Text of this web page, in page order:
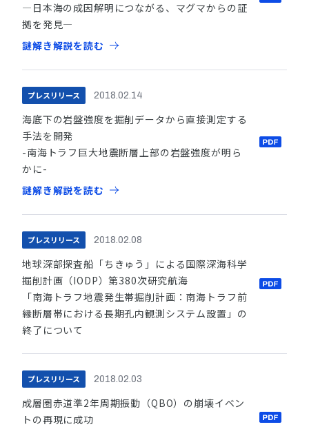
―日本海の成因解明につながる、マグマからの証
拠を発見―
謎解き解説を読む
プレスリリース 2018.02.14
海底下の岩盤強度を掘削データから直接測定する
手法を開発
-南海トラフ巨大地震断層上部の岩盤強度が明ら
かに-
謎解き解説を読む
プレスリリース 2018.02.08
地球深部探査船「ちきゅう」による国際深海科学
掘削計画（IODP）第380次研究航海
「南海トラフ地震発生帯掘削計画：南海トラフ前
縁断層帯における長期孔内観測システム設置」の
終了について
プレスリリース 2018.02.03
成層圏赤道準2年周期振動（QBO）の崩壊イベン
トの再現に成功